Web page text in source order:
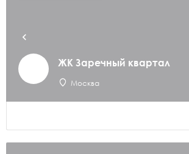
ЖК Заречный квартал
Москва